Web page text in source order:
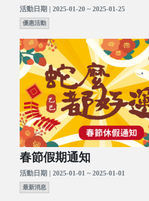
活動日期 | 2025-01-20 ~ 2025-01-25
優惠活動
春節假期通知
活動日期 | 2025-01-01 ~ 2025-01-01
最新消息